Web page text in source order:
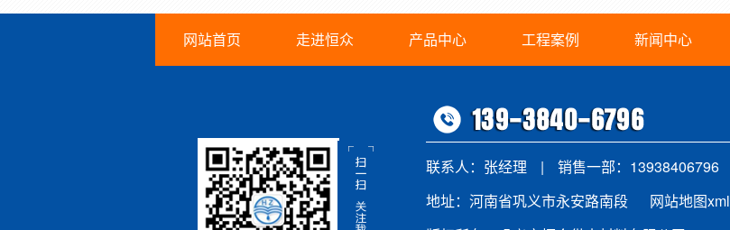
网站首页 走进恒众 产品中心 工程案例 新闻中心
联系人：张经理 | 销售一部：13938406796
地址：河南省巩义市永安路南段 网站地图xml